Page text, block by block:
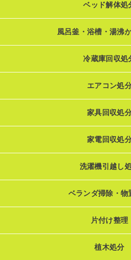
ベッド解体処
風呂釜・浴槽・湯沸
冷蔵庫回収処
エアコン処
家具回収処
家電回収処
洗濯機引越し
ベランダ掃除・物
片付け整理
植木処分